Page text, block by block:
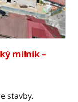
milník –
stavby.